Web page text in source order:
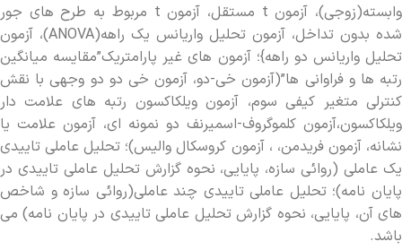
وابسته(زوجی)، آزمون t مستقل، آزمون t مربوط به طرح‫ های جور
شده بدون تداخل، آزمون تحلیل واریانس یک راهه(ANOVA)، آزمون
تحلیل واریانس دو راهه}؛ آزمون‫ های غیر پارامتریک”مقایسه میانگین
رتبه‫ ها و فراوانی ها”(آزمون خی-دو، آزمون خی دو دو وجهی با نقش
کنترلی متغیر کیفی سوم، آزمون ویلکاکسون رتبه‫ های علامت دار
ویلکاکسون،آزمون کلموگروف-اسمیرنف دو نمونه ای، آزمون علامت یا
نشانه، آزمون فریدمن، ، آزمون کروسکال والیس)؛ تحلیل عاملی تاییدی
یک عاملی (روائی سازه، پایایی، نحوه گزارش تحلیل عاملی تاییدی در
باشد.